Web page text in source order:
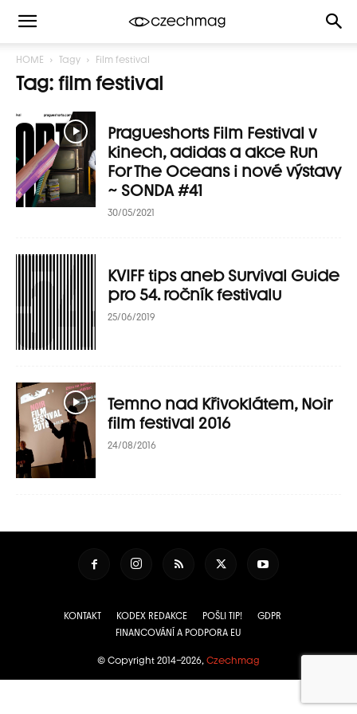
HOME Tagy Film festival
Tag: film festival
Pragueshorts Film Festival v
kinech, adidas a akce Run
For The Oceans i nové výstavy
~ SONDA #41
30/05/2021
KVIFF tips aneb Survival Guide
pro 54. ročník festivalu
25/06/2019
Temno nad Křivoklátem, Noir
film festival 2016
24/08/2016
KONTAKT KODEX REDAKCE POŠLI TIP!
GDPR
FINANCOVÁNÍ A PODPORA EU
© Copyright 2014–2026, Czechmag